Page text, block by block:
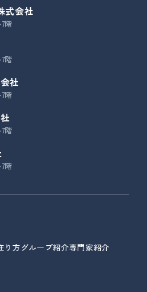
式会社
階
階
社
階
階
階
り方 グループ紹介専門家紹介